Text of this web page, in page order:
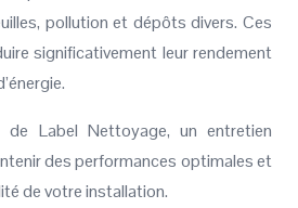
pollution et dépôts divers. Ces
significativement leur rendement
de Label Nettoyage, un entretien
des performances optimales et
de votre installation.